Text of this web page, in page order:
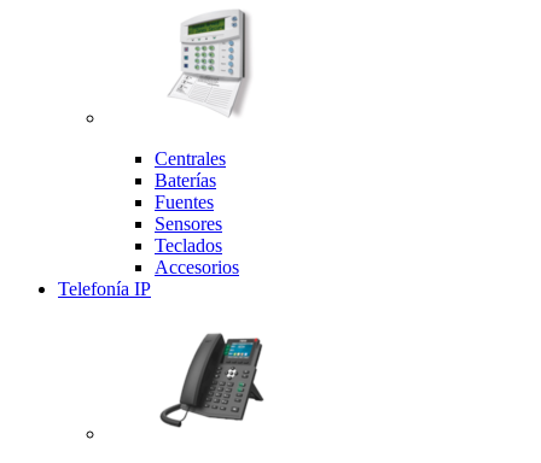
Centrales
Baterías
Fuentes
Sensores
Teclados
Accesorios
Telefonía IP